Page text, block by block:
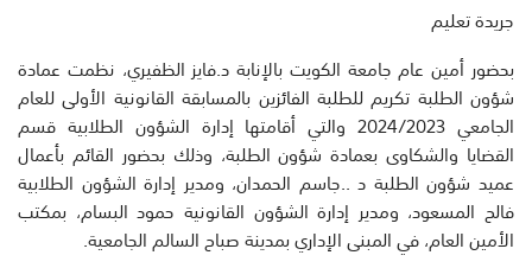
جريدة تعليم
بحضور أمين عام جامعة الكويت بالإنابة د.فايز الظفيري، نظمت عمادة
شؤون الطلبة تكريم للطلبة الفائزين بالمسابقة القانونية الأولى للعام
الجامعي 2024/2023 والتي أقامتها إدارة الشؤون الطلابية قسم
القضايا والشكاوى بعمادة شؤون الطلبة، وذلك بحضور القائم بأعمال
عميد شؤون الطلبة د ..جاسم الحمدان، ومدير إدارة الشؤون الطلابية
فالح المسعود، ومدير إدارة الشؤون القانونية حمود البسام، بمكتب
الأمين العام، في المبنى الإداري بمدينة صباح السالم الجامعية.